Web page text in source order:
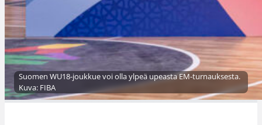
Suomen WU18-joukkue voi olla ylpeä upeasta EM-turnauksesta.
Kuva: FIBA